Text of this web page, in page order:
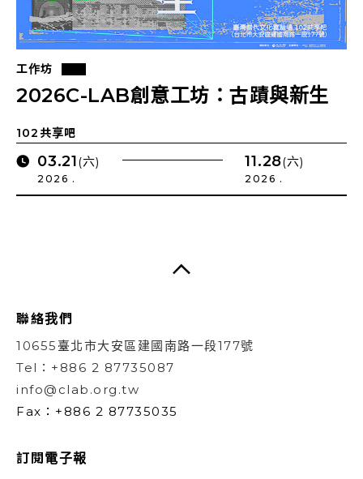
工作坊
2026C-LAB創意工坊：古蹟與新生
102共享吧
03.21(六)
2026 .
11.28(六)
2026 .
聯絡我們
10655臺北市大安區建國南路一段177號
Tel：+886 2 87735087
info@clab.org.tw
Fax：+886 2 87735035
訂閱電子報